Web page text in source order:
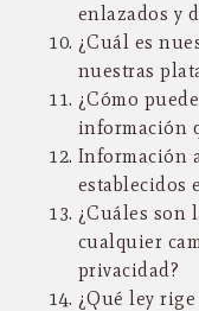
enlazados y
¿Cuál es
nuestras
¿Cómo
información
Información
establecidos
¿Cuáles son
cualquier
privacidad?
¿Qué ley